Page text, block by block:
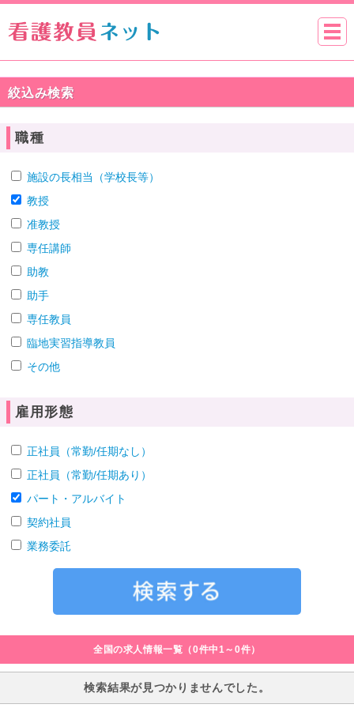
絞込み検索
職種
施設の長相当（学校長等）
教授
准教授
専任講師
助教
助手
専任教員
臨地実習指導教員
その他
雇用形態
正社員（常勤/任期なし）
正社員（常勤/任期あり）
パート・アルバイト
契約社員
業務委託
全国の求人情報一覧（0件中1～0件）
検索結果が見つかりませんでした。